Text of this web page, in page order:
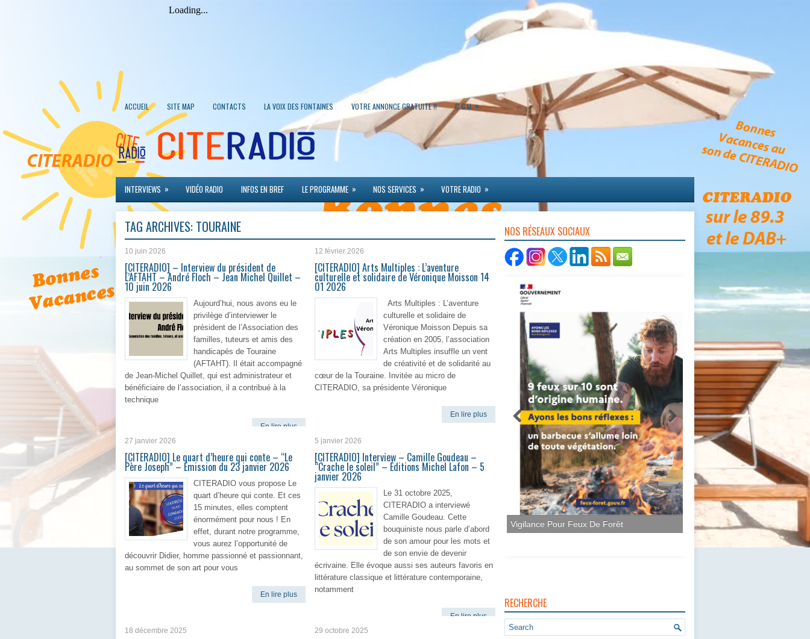
ACCUEIL SITE MAP CONTACTS LA VOIX DES FONTAINES VOTRE ANNONCE GRATUITE !! C.G.U. »
INTERVIEWS » VIDÉO RADIO INFOS EN BREF LE PROGRAMME » NOS SERVICES » VOTRE RADIO »
TAG ARCHIVES: TOURAINE
10 juin 2026
[CITERADIO] – Interview du président de
L’AFTAHT – André Floch – Jean Michel Quillet –
10 juin 2026
Aujourd’hui, nous avons eu le
privilège d’interviewer le
président de l’Association des
familles, tuteurs et amis des
handicapés de Touraine
(AFTAHT). Il était accompagné
de Jean-Michel Quillet, qui est administrateur et
bénéficiaire de l’association, il a contribué à la
technique
En lire plus
12 février 2026
[CITERADIO] Arts Multiples : L’aventure
culturelle et solidaire de Véronique Moisson 14
01 2026
Arts Multiples : L’aventure
culturelle et solidaire de
Véronique Moisson Depuis sa
création en 2005, l’association
Arts Multiples insuffle un vent
de créativité et de solidarité au
cœur de la Touraine. Invitée au micro de
CITERADIO, sa présidente Véronique
En lire plus
27 janvier 2026
[CITERADIO] Le quart d’heure qui conte – “Le
Père Joseph” – Émission du 23 janvier 2026
CITERADIO vous propose Le
quart d’heure qui conte. Et ces
15 minutes, elles comptent
énormément pour nous ! En
effet, durant notre programme,
vous aurez l’opportunité de
découvrir Didier, homme passionné et passionnant,
au sommet de son art pour vous
En lire plus
5 janvier 2026
[CITERADIO] Interview – Camille Goudeau –
“Crache le soleil” – Éditions Michel Lafon – 5
janvier 2026
Le 31 octobre 2025,
CITERADIO a interviewé
Camille Goudeau. Cette
bouquiniste nous parle d’abord
de son amour pour les mots et
de son envie de devenir
écrivaine. Elle évoque aussi ses auteurs favoris en
littérature classique et littérature contemporaine,
notamment
En lire plus
18 décembre 2025
29 octobre 2025
NOS RÉSEAUX SOCIAUX
Vigilance Pour Feux De Forêt
RECHERCHE